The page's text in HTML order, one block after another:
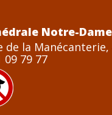
Notre-
de la Manécanterie,
09 79 77